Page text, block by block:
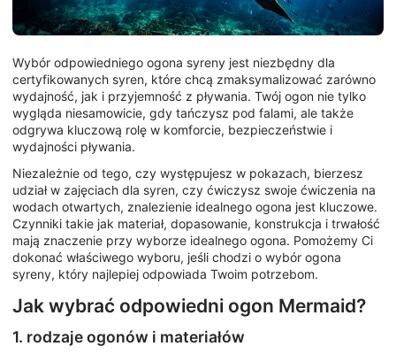
Wybór odpowiedniego ogona syreny jest niezbędny dla
certyfikowanych syren, które chcą zmaksymalizować zarówno
wydajność, jak i przyjemność z pływania. Twój ogon nie tylko
wygląda niesamowicie, gdy tańczysz pod falami, ale także
odgrywa kluczową rolę w komforcie, bezpieczeństwie i
wydajności pływania.
Niezależnie od tego, czy występujesz w pokazach, bierzesz
udział w zajęciach dla syren, czy ćwiczysz swoje ćwiczenia na
wodach otwartych, znalezienie idealnego ogona jest kluczowe.
Czynniki takie jak materiał, dopasowanie, konstrukcja i trwałość
mają znaczenie przy wyborze idealnego ogona. Pomożemy Ci
dokonać właściwego wyboru, jeśli chodzi o wybór ogona
syreny, który najlepiej odpowiada Twoim potrzebom.
Jak wybrać odpowiedni ogon Mermaid?
1. rodzaje ogonów i materiałów